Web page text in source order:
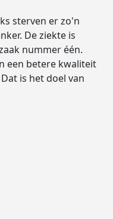
sterven er zo'n
De ziekte is
nummer één.
een betere kwaliteit
is het doel van